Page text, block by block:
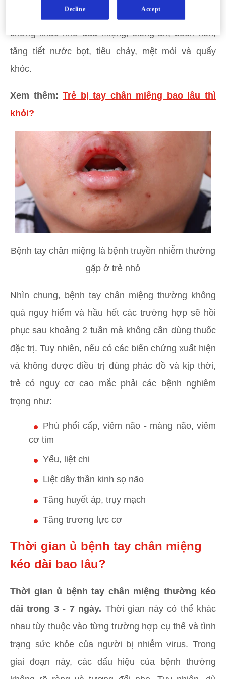
chân, miệng). Ngoài ra, trẻ có thể có các triệu
chứng khác như đau miệng, biếng ăn, buồn nôn,
tăng tiết nước bọt, tiêu chảy, mệt mỏi và quấy
khóc.
Xem thêm:Trẻ bị tay chân miệng bao lâu thì
khỏi?
Bệnh tay chân miệng là bệnh truyền nhiễm thường
gặp ở trẻ nhỏ
Nhìn chung, bệnh tay chân miệng thường không
quá nguy hiểm và hầu hết các trường hợp sẽ hồi
phục sau khoảng 2 tuần mà không cần dùng thuốc
đặc trị. Tuy nhiên, nếu có các biến chứng xuất hiện
và không được điều trị đúng phác đồ và kịp thời,
trẻ có nguy cơ cao mắc phải các bệnh nghiêm
trọng như:
Phù phổi cấp, viêm não - màng não, viêm
cơ tim
Yếu, liệt chi
Liệt dây thần kinh sọ não
Tăng huyết áp, trụy mạch
Tăng trương lực cơ
Thời gian ủ bệnh tay chân miệng
kéo dài bao lâu?
Thời gian ủ bệnh tay chân miệng thường kéo
dài trong 3 - 7 ngày. Thời gian này có thể khác
nhau tùy thuộc vào từng trường hợp cụ thể và tình
trạng sức khỏe của người bị nhiễm virus. Trong
giai đoạn này, các dấu hiệu của bệnh thường
Decline Accept